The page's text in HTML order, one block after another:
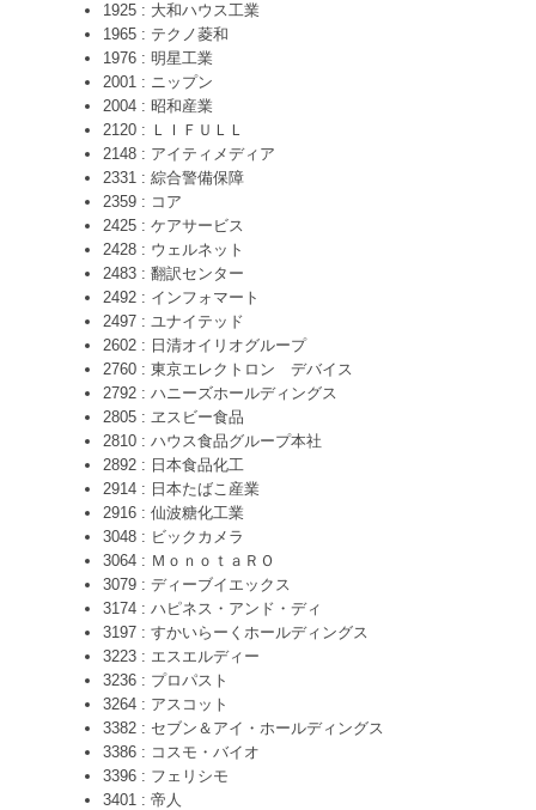
1925 : 大和ハウス工業
1965 : テクノ菱和
1976 : 明星工業
2001 : ニップン
2004 : 昭和産業
2120 : ＬＩＦＵＬＬ
2148 : アイティメディア
2331 : 綜合警備保障
2359 : コア
2425 : ケアサービス
2428 : ウェルネット
2483 : 翻訳センター
2492 : インフォマート
2497 : ユナイテッド
2602 : 日清オイリオグループ
2760 : 東京エレクトロン デバイス
2792 : ハニーズホールディングス
2805 : ヱスビー食品
2810 : ハウス食品グループ本社
2892 : 日本食品化工
2914 : 日本たばこ産業
2916 : 仙波糖化工業
3048 : ビックカメラ
3064 : ＭｏｎｏｔａＲＯ
3079 : ディーブイエックス
3174 : ハピネス・アンド・ディ
3197 : すかいらーくホールディングス
3223 : エスエルディー
3236 : プロパスト
3264 : アスコット
3382 : セブン＆アイ・ホールディングス
3386 : コスモ・バイオ
3396 : フェリシモ
3401 : 帝人